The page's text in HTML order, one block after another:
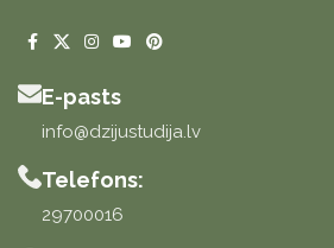
E-pasts
info@dzijustudija.lv
Telefons:
29700016